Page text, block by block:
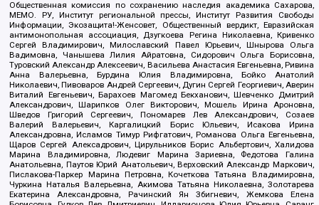
Общественная комиссия по сохранению наследия академика Сахарова,
МЕМО. РУ, Институт региональной прессы, Институт Развития Свободы
Информации, Экозащита!-Женсовет, Общественный вердикт, Евразийская
антимонопольная ассоциация, Дзугкоева Регина Николаевна, Кривенко
Сергей Владимирович, Милославский Павел Юрьевич, Шнырова Ольга
Вадимовна, Чанышева Лилия Айратовна, Сидорович Ольга Борисовна,
Туровский Александр Алексеевич, Васильева Анастасия Евгеньевна, Ривина
Анна Валерьевна, Бурдина Юлия Владимировна, Бойко Анатолий
Николаевич, Пивоваров Андрей Сергеевич, Дугин Сергей Георгиевич, Аверин
Виталий Евгеньевич, Барахоев Магомед Бекханович, Шевченко Дмитрий
Александрович, Шарипков Олег Викторович, Мошель Ирина Ароновна,
Шведов Григорий Сергеевич, Пономарев Лев Александрович, Созаев
Валерий Валерьевич, Каргалицкий Борис Юльевич, Исакова Ирина
Александровна, Исламов Тимур Рифгатович, Романова Ольга Евгеньевна,
Щаров Сергей Алексадрович, Цирульников Борис Альбертович, Халидова
Марина Владимировна, Людевиг Марина Зариевна, Федотова Галина
Анатольевна, Паутов Юрий Анатольевич, Верховский Александр Маркович,
Пислакова-Паркер Марина Петровна, Кочеткова Татьяна Владимировна,
Чуркина Наталья Валерьевна, Акимова Татьяна Николаевна, Золотарева
Екатерина Александровна, Рачинский Ян Збигневич, Жемкова Елена